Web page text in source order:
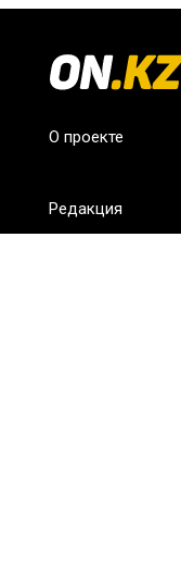
О проекте
Редакция